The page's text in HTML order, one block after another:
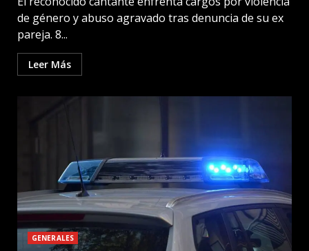
de género y abuso agravado tras denuncia de su ex
pareja. 8...
Leer Más
GENERALES